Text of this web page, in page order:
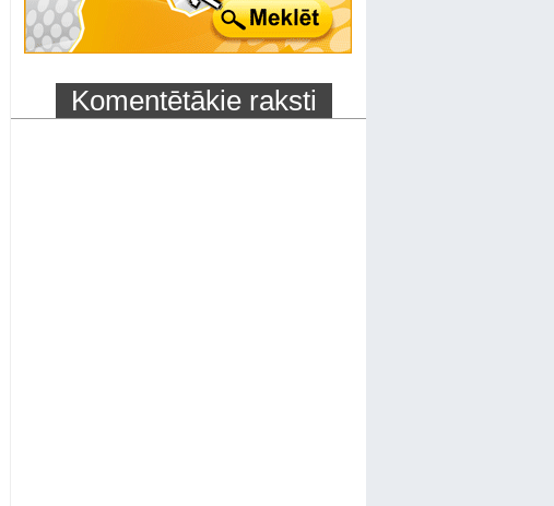
Komentētākie raksti